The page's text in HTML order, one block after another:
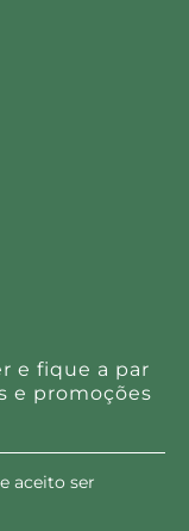
e fique a par
e promoções
aceito ser